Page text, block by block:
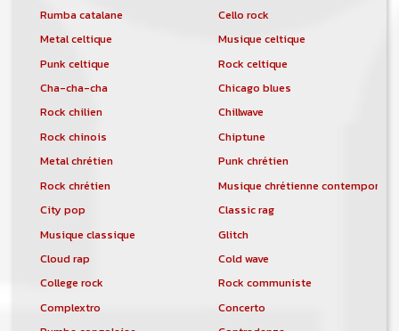
Rumba catalane
Cello rock
Metal celtique
Musique celtique
Punk celtique
Rock celtique
Cha-cha-cha
Chicago blues
Rock chilien
Chillwave
Rock chinois
Chiptune
Metal chrétien
Punk chrétien
Rock chrétien
Musique chrétienne
City pop
Classic rag
Musique classique
Glitch
Cloud rap
Cold wave
College rock
Rock communiste
Complextro
Concerto